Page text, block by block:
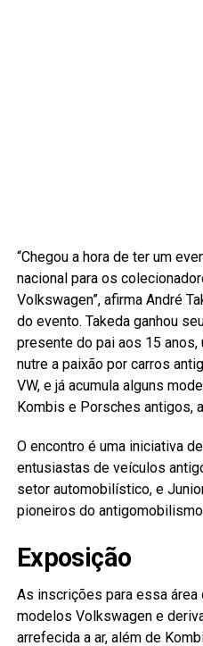
“Chegou a hora de ter um
nacional para os
Volkswagen”, afirma André
do evento. Takeda ganhou
presente do pai aos 15 anos,
nutre a paixão por carros
VW, e já acumula alguns
Kombis e Porsches antigos,
O encontro é uma iniciativa
entusiastas de veículos
setor automobilístico, e
pioneiros do
Exposição
As inscrições para essa
modelos Volkswagen e
arrefecida a ar, além de